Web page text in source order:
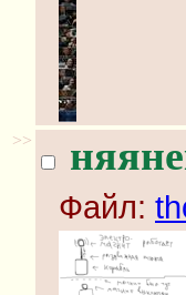
>>
Файл: